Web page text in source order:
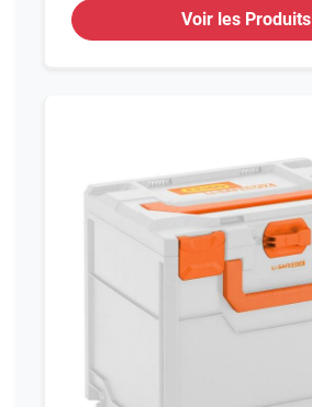
Voir les Produits